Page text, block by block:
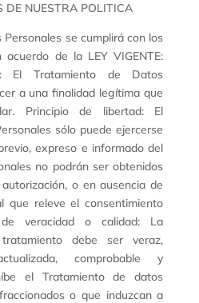
DE NUESTRA POLITICA
se cumplirá con los
acuerdo de la LEY VIGENTE:
El Tratamiento de Datos
a una finalidad legítima que
Principio de libertad: El
sólo puede ejercerse
expreso e informado del
no podrán ser obtenidos
o en ausencia de
que releve el consentimiento
veracidad o calidad: La
debe ser veraz,
comprobable y
el Tratamiento de datos
o que induzcan a